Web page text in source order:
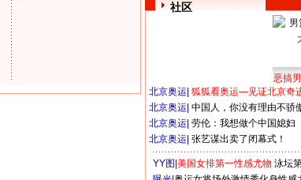
社区
恶搞
北京奥运 狐狐看奥运—见证北京奇
北京奥运 中国人，你没有理由不骄
北京奥运 劳伦：我想做个中国媳妇
北京奥运 张艺谋出卖了闭幕式！
YY图| 美国女排第一性感尤物 泳坛